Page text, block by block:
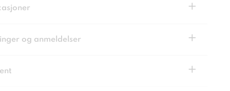
+
og anmeldelser +
+